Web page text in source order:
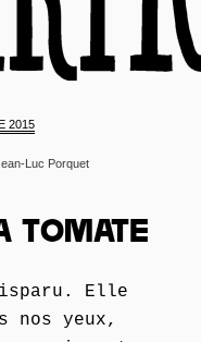
2015
Luc Porquet
TOMATE
Elle
nos yeux,